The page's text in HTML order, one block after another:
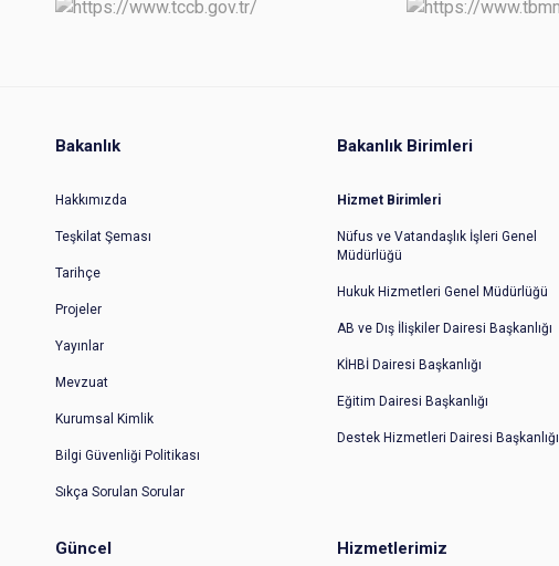
Bakanlık
Hakkımızda
Teşkilat Şeması
Tarihçe
Projeler
Yayınlar
Mevzuat
Kurumsal Kimlik
Bilgi Güvenliği Politikası
Sıkça Sorulan Sorular
Bakanlık Birimleri
Hizmet Birimleri
Nüfus ve Vatandaşlık İşleri Genel
Müdürlüğü
Hukuk Hizmetleri Genel Müdürlüğü
AB ve Dış İlişkiler Dairesi Başkanlığı
KİHBİ Dairesi Başkanlığı
Eğitim Dairesi Başkanlığı
Destek Hizmetleri Dairesi Başkanlığı
Güncel Hizmetlerimiz